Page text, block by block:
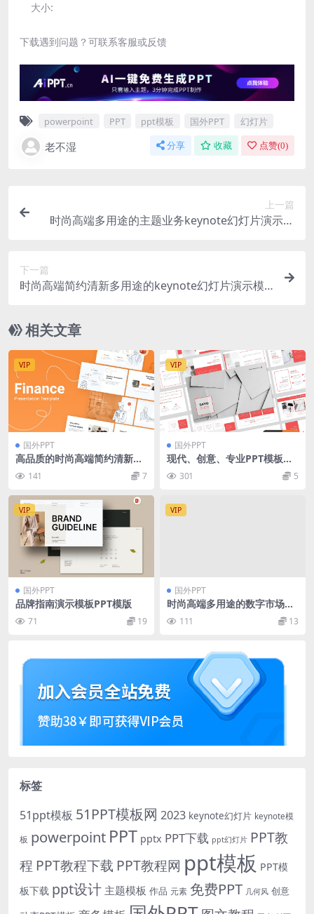
大小:
下载遇到问题？可联系客服或反馈
powerpoint PPT ppt模板 国外PPT 幻灯片
老不湿 分享 收藏 点赞(0)
上一篇
时尚高端多用途的主题业务keynote幻灯片演示模
下一篇
时尚高端简约清新多用途的keynote幻灯片演示模
相关文章
VIP
国外PPT
高品质的时尚高端简约清新多
用途的金融powerpoint幻灯
片演示模板（pptx）
141 7
VIP
国外PPT
现代、创意、专业PPT模板下
载（PPTX）
301 5
VIP
国外PPT
品牌指南演示模板PPT模版
71 19
VIP
国外PPT
时尚高端多用途的数字市场营
销机构keynote幻灯片演示模
板（key）
111 13
标签
51ppt模板 51PPT模板网 2023 keynote幻灯片 keynote模
板 powerpoint PPT pptx PPT下载 ppt幻灯片 PPT教
程 PPT教程下载 PPT教程网 ppt模板 PPT模
板下载 ppt设计 主题模板 作品 元素 免费PPT 几何风 创意